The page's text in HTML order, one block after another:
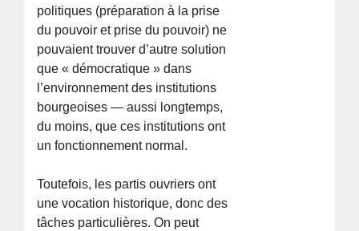
politiques (préparation à la prise
du pouvoir et prise du pouvoir) ne
pouvaient trouver d’autre solution
que « démocratique » dans
l’environnement des institutions
bourgeoises — aussi longtemps,
du moins, que ces institutions ont
un fonctionnement normal.
Toutefois, les partis ouvriers ont
une vocation historique, donc des
tâches particulières. On peut